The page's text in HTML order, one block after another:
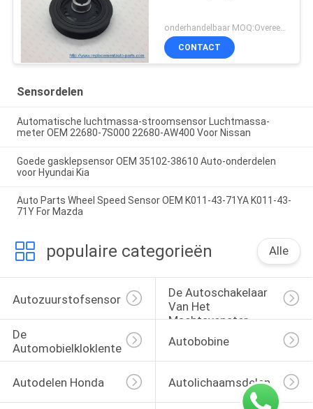
CONTACT
Sensordelen
Automatische luchtmassa-stroomsensor Luchtmassa-
meter OEM 22680-7S000 22680-AW400 Voor Nissan
Goede gasklepsensor OEM 35102-38610 Auto-onderdelen
voor Hyundai Kia
Auto Parts Wheel Speed Sensor OEM K011-43-71YA K011-43-
71Y For Mazda
populaire categorieën Alle
Autozuurstofsensor
De Autoschakelaar
Van Het
Machtsvenster
De
Automobielkloklente
Autobobine
Autodelen Honda Autolichaamsdelen